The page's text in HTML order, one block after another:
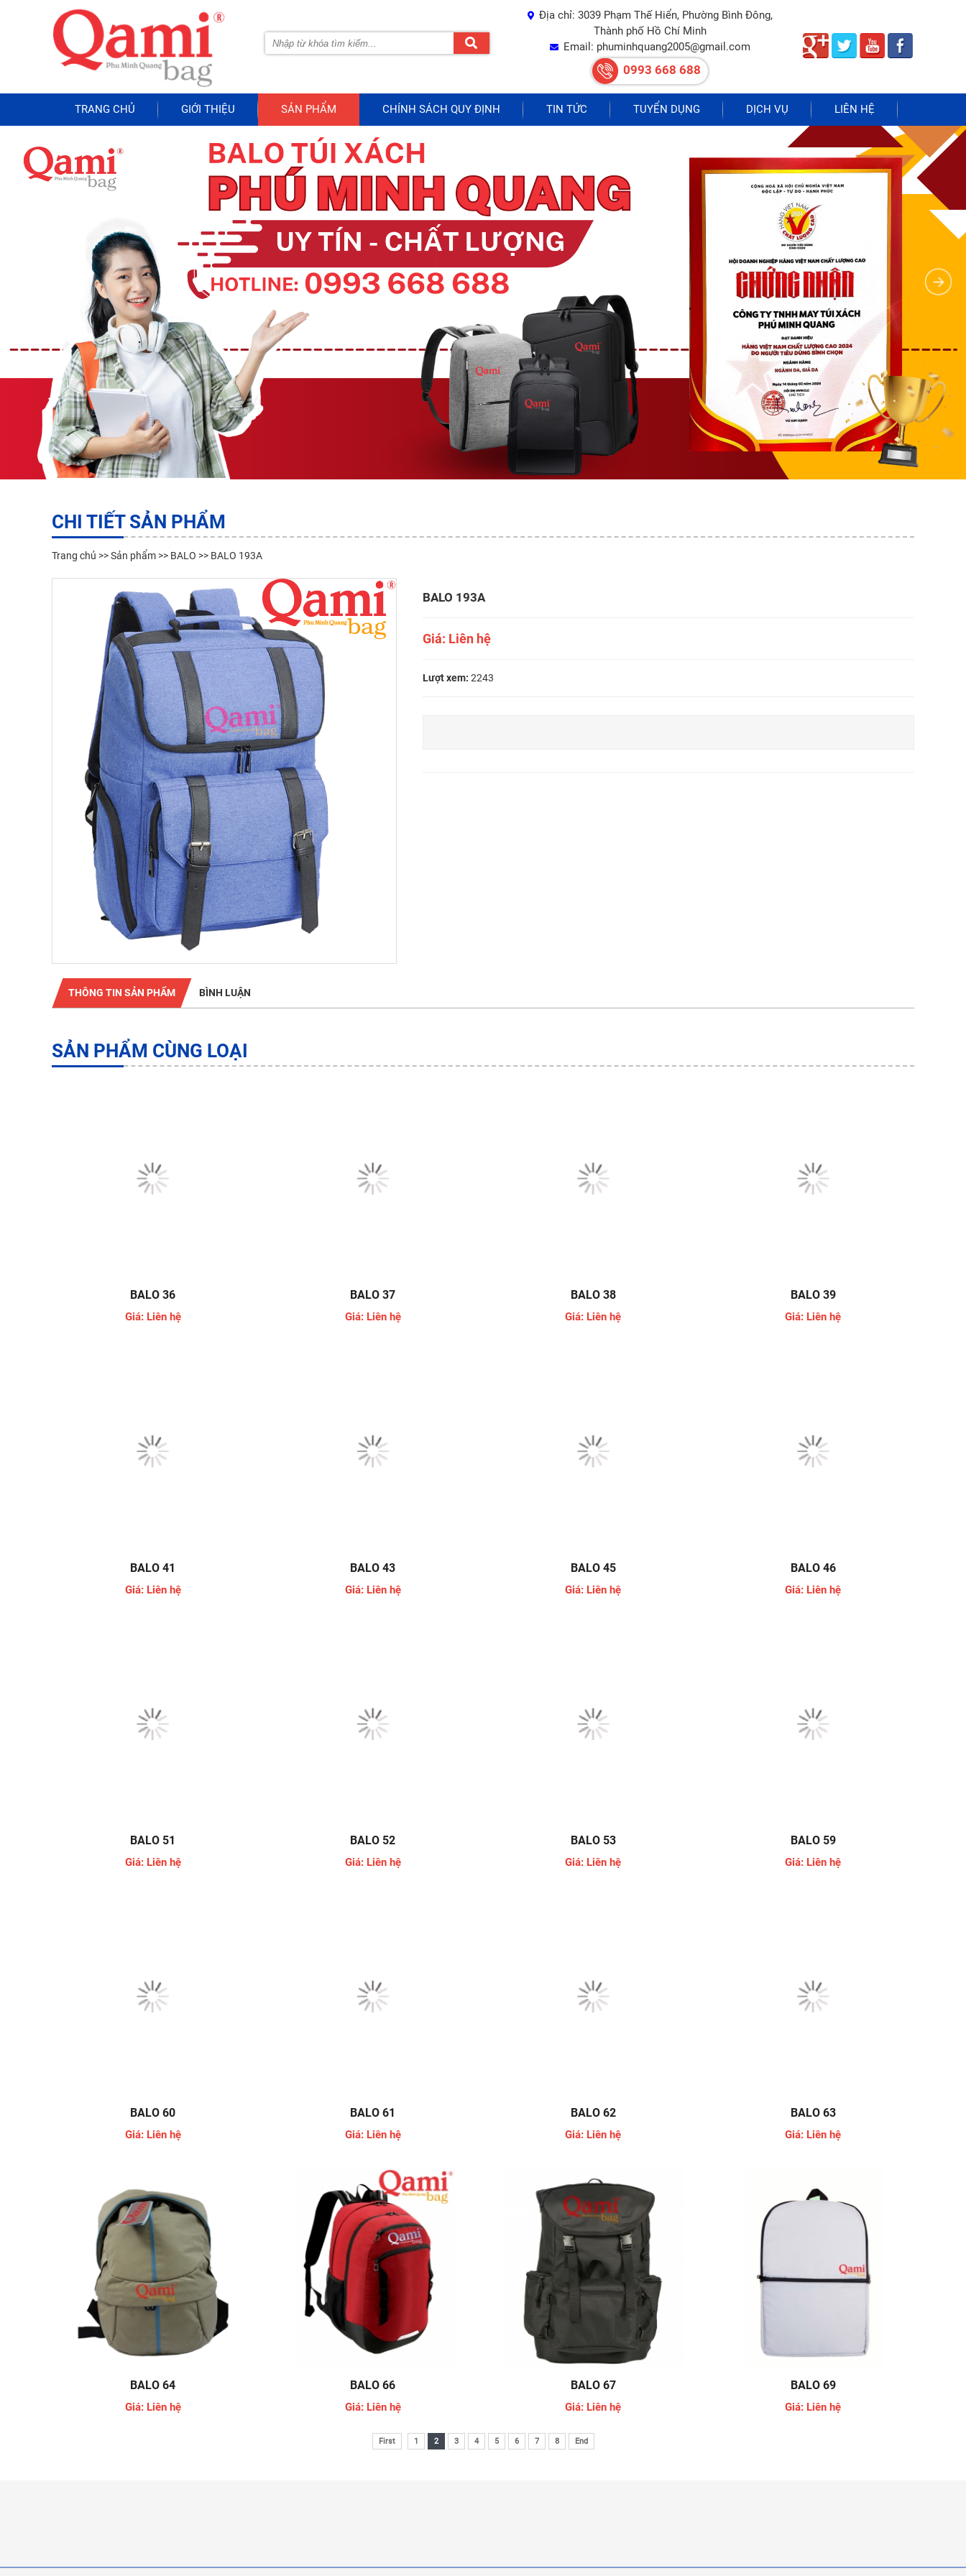
Địa chỉ: 3039 Phạm Thế Hiển, Phường Bình Đông,
Thành phố Hồ Chí Minh
Email: phuminhquang2005@gmail.com
0993 668 688
TRANG CHỦ GIỚI THIỆU SẢN PHẨM CHÍNH SÁCH QUY ĐỊNH TIN TỨC TUYỂN DỤNG DỊCH VỤ LIÊN HỆ
CHI TIẾT SẢN PHẨM
Trang chủ >>Sản phẩm >> BALO >> BALO 193A
BALO 193A
Giá: Liên hệ
Lượt xem: 2243
THÔNG TIN SẢN PHẨM BÌNH LUẬN
SẢN PHẨM CÙNG LOẠI
BALO 36
Giá: Liên hệ
BALO 37
Giá: Liên hệ
BALO 38
Giá: Liên hệ
BALO 39
Giá: Liên hệ
BALO 41
Giá: Liên hệ
BALO 43
Giá: Liên hệ
BALO 45
Giá: Liên hệ
BALO 46
Giá: Liên hệ
BALO 51
Giá: Liên hệ
BALO 52
Giá: Liên hệ
BALO 53
Giá: Liên hệ
BALO 59
Giá: Liên hệ
BALO 60
Giá: Liên hệ
BALO 61
Giá: Liên hệ
BALO 62
Giá: Liên hệ
BALO 63
Giá: Liên hệ
BALO 64
Giá: Liên hệ
BALO 66
Giá: Liên hệ
BALO 67
Giá: Liên hệ
BALO 69
Giá: Liên hệ
First 1 2 3 4 5 6 7 8 End